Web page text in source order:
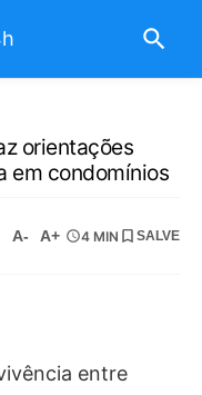
orientações
em condomínios
A- A+ 4 MIN SALVE
entre